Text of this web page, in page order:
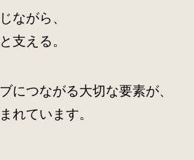
ながら、
支える。
につながる大切な要素が、
れています。